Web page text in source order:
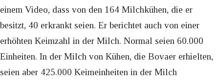
einem Video, dass von den 164 Milchkühen, die er
besitzt, 40 erkrankt seien. Er berichtet auch von einer
erhöhten Keimzahl in der Milch. Normal seien 60.000
Einheiten. In der Milch von Kühen, die Bovaer erhielten,
seien aber 425.000 Keimeinheiten in der Milch